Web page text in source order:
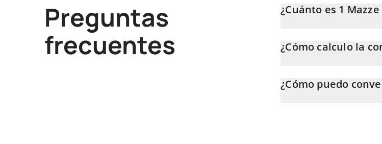
Preguntas
frecuentes
¿Cuánto es 1
En este momento, 1 Mazze
¿Cómo calculo la
EUR. Solo necesitas ingresar
automáticamente a Euro (EUR).
¿Cómo puedo